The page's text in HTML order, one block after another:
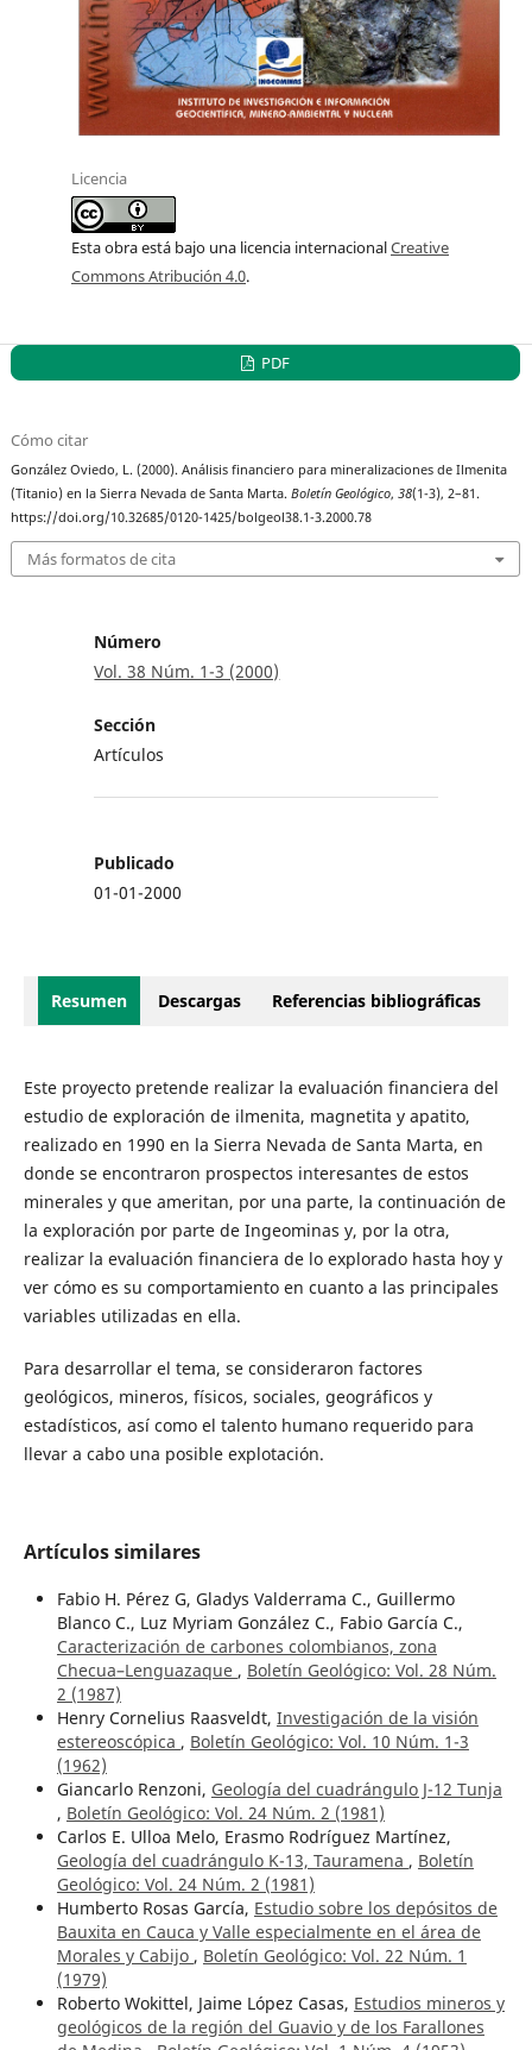
Licencia
Esta obra está bajo una licencia internacionalCreative
Commons Atribución 4.0.
PDF
Cómo citar
González Oviedo, L. (2000). Análisis financiero para mineralizaciones de Ilmenita
(Titanio) en la Sierra Nevada de Santa Marta.Boletín Geológico,38(1-3), 2–81.
https://doi.org/10.32685/0120-1425/bolgeol38.1-3.2000.78
Más formatos de cita
Número
Vol. 38 Núm. 1-3 (2000)
Sección
Artículos
Publicado
01-01-2000
Resumen Descargas Referencias bibliográficas
Este proyecto pretende realizar la evaluación financiera del
estudio de exploración de ilmenita, magnetita y apatito,
realizado en 1990 en la Sierra Nevada de Santa Marta, en
donde se encontraron prospectos interesantes de estos
minerales y que ameritan, por una parte, la continuación de
la exploración por parte de Ingeominas y, por la otra,
realizar la evaluación financiera de lo explorado hasta hoy y
ver cómo es su comportamiento en cuanto a las principales
variables utilizadas en ella.
Para desarrollar el tema, se consideraron factores
geológicos, mineros, físicos, sociales, geográficos y
estadísticos, así como el talento humano requerido para
llevar a cabo una posible explotación.
Artículos similares
Fabio H. Pérez G, Gladys Valderrama C., Guillermo
Blanco C., Luz Myriam González C., Fabio García C.,
Caracterización de carbones colombianos, zona
Checua–Lenguazaque , Boletín Geológico: Vol. 28 Núm.
2 (1987)
Henry Cornelius Raasveldt, Investigación de la visión
estereoscópica , Boletín Geológico: Vol. 10 Núm. 1-3
(1962)
Giancarlo Renzoni, Geología del cuadrángulo J-12 Tunja
, Boletín Geológico: Vol. 24 Núm. 2 (1981)
Carlos E. Ulloa Melo, Erasmo Rodríguez Martínez,
Geología del cuadrángulo K-13, Tauramena , Boletín
Geológico: Vol. 24 Núm. 2 (1981)
Humberto Rosas García, Estudio sobre los depósitos de
Bauxita en Cauca y Valle especialmente en el área de
Morales y Cabijo , Boletín Geológico: Vol. 22 Núm. 1
(1979)
Roberto Wokittel, Jaime López Casas, Estudios mineros y
geológicos de la región del Guavio y de los Farallones